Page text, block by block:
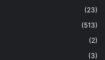
(23)
(513)
(2)
(3)